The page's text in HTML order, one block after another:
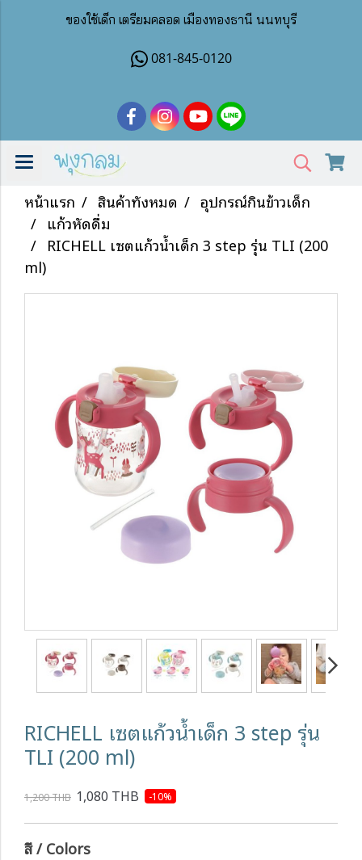
ของใช้เด็ก เตรียมคลอด เมืองทองธานี นนทบุรี
081-845-0120
หน้าแรก สินค้าทั้งหมด
อุปกรณ์กินข้าวเด็ก
แก้วหัดดื่ม
RICHELL เซตแก้วน้ำเด็ก 3 step รุ่น TLI (200
ml)
RICHELL เซตแก้วน้ำเด็ก 3 step รุ่น
TLI (200 ml)
1,200 THB 1,080 THB -10%
สี / Colors